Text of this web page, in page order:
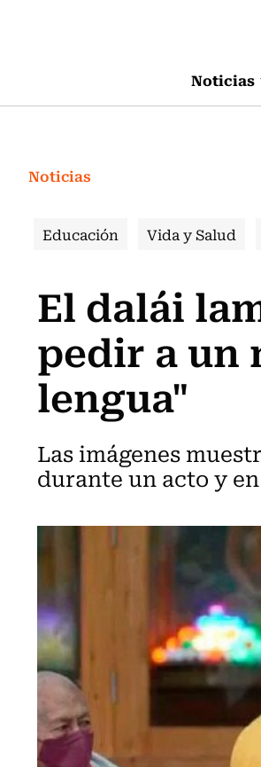
Noticias
Noticias
Educación Vida y Salud
El dalái
pedir a un
lengua"
Las imágenes
durante un acto y